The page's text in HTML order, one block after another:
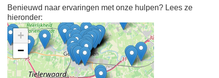
Benieuwd naar ervaringen met onze hulpen? Lees ze
hieronder:
Ontdek meer ervaringen
Schoonmaakster bij
+
−